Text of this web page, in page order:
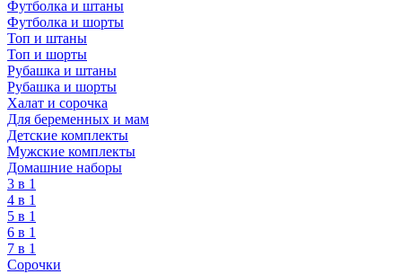
Футболка и штаны
Футболка и шорты
Топ и штаны
Топ и шорты
Рубашка и штаны
Рубашка и шорты
Халат и сорочка
Для беременных и мам
Детские комплекты
Мужские комплекты
Домашние наборы
3 в 1
4 в 1
5 в 1
6 в 1
7 в 1
Сорочки